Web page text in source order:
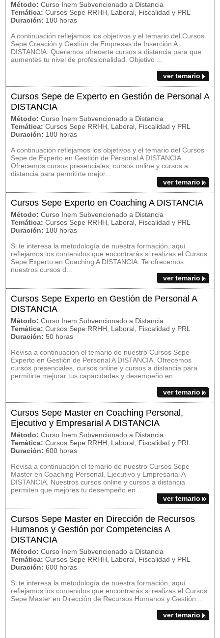
Método: Curso Inem Subvencionado a Distancia
Temática: Cursos Sepe RRHH, Laboral, Fiscalidad y PRL
Duración: 180 horas
A continuación reflejamos los objetivos y el temario del Cursos
Sepe Creación y Gestión de Empresas de Inserción A
DISTANCIA. Queremos ofrecerte cursos a distancia para que
aumentes tu nivel de profesionalidad. Objetivo ...
ver temario
Cursos Sepe de Experto en Gestión de Personal A
DISTANCIA
Método: Curso Inem Subvencionado a Distancia
Temática: Cursos Sepe RRHH, Laboral, Fiscalidad y PRL
Duración: 180 horas
A continuación reflejamos los objetivos y el temario del Cursos
Sepe de Experto en Gestión de Personal A DISTANCIA.
Ofrecemos cursos presenciales, cursos online y cursos a
distancia para permitirte mejor...
ver temario
Cursos Sepe Experto en Coaching A DISTANCIA
Método: Curso Inem Subvencionado a Distancia
Temática: Cursos Sepe RRHH, Laboral, Fiscalidad y PRL
Duración: 180 horas
Si te interesa la metodología de nuestra formación, aquí
reflejamos los contenidos que encontrarás si realizas el Cursos
Sepe Experto en Coaching A DISTANCIA. Te ofrecemos
nuestros cursos d...
ver temario
Cursos Sepe Experto en Gestión de Personal A
DISTANCIA
Método: Curso Inem Subvencionado a Distancia
Temática: Cursos Sepe RRHH, Laboral, Fiscalidad y PRL
Duración: 50 horas
Revisa a continuación el temario de nuestro Cursos Sepe
Experto en Gestión de Personal A DISTANCIA. Ofrecemos
cursos presenciales, cursos online y cursos a distancia para
permitirte mejorar tus capacidades y desempeño en...
ver temario
Cursos Sepe Master en Coaching Personal,
Ejecutivo y Empresarial A DISTANCIA
Método: Curso Inem Subvencionado a Distancia
Temática: Cursos Sepe RRHH, Laboral, Fiscalidad y PRL
Duración: 600 horas
Revisa a continuación el temario de nuestro Cursos Sepe
Master en Coaching Personal, Ejecutivo y Empresarial A
DISTANCIA. Nuestros cursos online y cursos a distancia
permiten que mejores tu desempeño en ...
ver temario
Cursos Sepe Master en Dirección de Recursos
Humanos y Gestión por Competencias A
DISTANCIA
Método: Curso Inem Subvencionado a Distancia
Temática: Cursos Sepe RRHH, Laboral, Fiscalidad y PRL
Duración: 600 horas
Si te interesa la metodología de nuestra formación, aquí
reflejamos los contenidos que encontrarás si realizas el Cursos
Sepe Master en Dirección de Recursos Humanos y Gestión...
ver temario